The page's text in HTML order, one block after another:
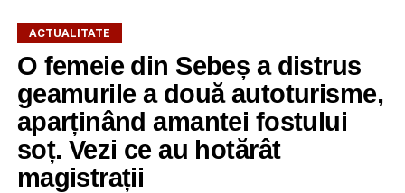
ACTUALITATE
O femeie din Sebeș a distrus
geamurile a două autoturisme,
aparținând amantei fostului
soț. Vezi ce au hotărât
magistrații